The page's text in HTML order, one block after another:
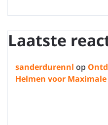
Laatste
sanderdurennl op
Helmen voor